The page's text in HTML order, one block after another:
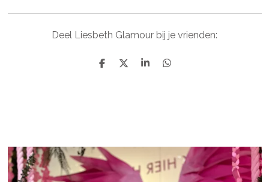
Deel Liesbeth Glamour bij je vrienden:
D
D
S
D